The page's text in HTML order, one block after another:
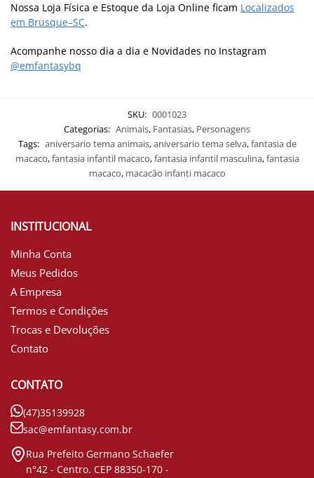
Nossa Loja Física e Estoque da Loja Online ficam Localizados
em Brusque–SC.
Acompanhe nosso dia a dia e Novidades no Instagram
@emfantasybq
SKU: 0001023
Categorias: Animais, Fantasias, Personagens
Tags: aniversario tema animais,aniversario tema selva,fantasia de
macaco,fantasia infantil macaco,fantasia infantil masculina,fantasia
macaco, macacão infanti macaco
INSTITUCIONAL
Minha Conta
Meus Pedidos
A Empresa
Termos e Condições
Trocas e Devoluções
Contato
CONTATO
(47)35139928
sac@emfantasy.com.br
Rua Prefeito Germano Schaefer
n°42 - Centro. CEP 88350-170 -